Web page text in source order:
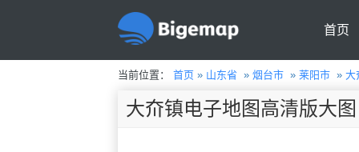
首页
当前位置： 首页» 山东省 » 烟台市» 莱阳市» 大
大夼镇电子地图高清版大图